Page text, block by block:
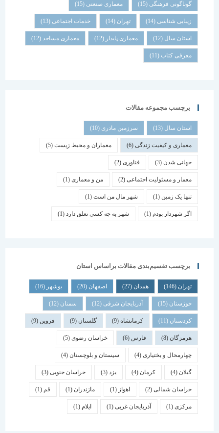
گوناگونی فرهنگی (15) معماری صنعتی(15)
زیبایی شناسی (14) تهران خدمات اجتماعی (13)
استان سال(12) معماری پایدار (12) معماری مساجد(12)
معرفی کتاب(11)
برچسب مجموعه مقالات
استان سال(13) سرزمین مادری(10)
معماری و کیفیت زندگی(6) معماران و محیط زیست(5)
جهانی شدن(3) فناوری (2)
معمار و مسئولیت اجتماعی (2) من و معماری (1)
تنها یک زمین(1) شهر مال من است(1)
اگر شهردار بودم (1) شهر به چه کسی تعلق دارد(1)
برچسب تقسیم‌بندی مقالات براساس استان
همدان اصفهان (20) بوشهر
خوزستان(15) آذربایجان شرقی(12) سمنان (12)
کردستان(11) کرمانشاه(9) گلستان (9) قزوین
هرمزگان(8) فارس خراسان رضوی(5)
چهارمحال و بختیاری (4) سیستان و بلوچستان(4)
کرمان یزد خراسان جنوبی(3)
خراسان شمالی(2) اهواز مازندران(1) قم
(1) آذربایجان غربی(1) ایلام